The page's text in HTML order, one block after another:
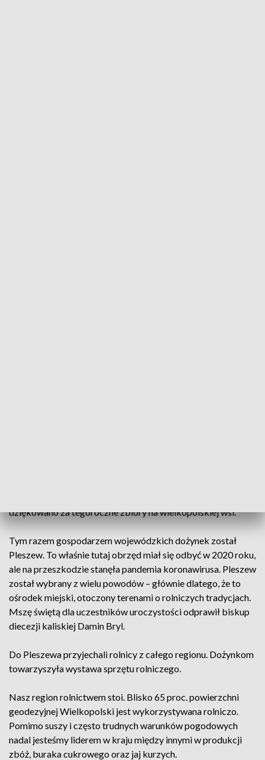
dziękowano za tegoroczne zbiory na wielkopolskiej wsi.
Tym razem gospodarzem wojewódzkich dożynek został
Pleszew. To właśnie tutaj obrzęd miał się odbyć w 2020 roku,
ale na przeszkodzie stanęła pandemia koronawirusa. Pleszew
został wybrany z wielu powodów – głównie dlatego, że to
ośrodek miejski, otoczony terenami o rolniczych tradycjach.
Mszę świętą dla uczestników uroczystości odprawił biskup
diecezji kaliskiej Damin Bryl.
Do Pleszewa przyjechali rolnicy z całego regionu. Dożynkom
towarzyszyła wystawa sprzętu rolniczego.
Nasz region rolnictwem stoi. Blisko 65 proc. powierzchni
geodezyjnej Wielkopolski jest wykorzystywana rolniczo.
Pomimo suszy i często trudnych warunków pogodowych
nadal jesteśmy liderem w kraju między innymi w produkcji
zbóż, buraka cukrowego oraz jaj kurzych.